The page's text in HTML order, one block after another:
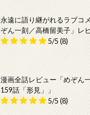
永遠に語り継がれるラブコ
ぞん一刻／高橋留美子」レ
5/5 (8)
漫画全話レビュー「めぞん
159話「形見」」
5/5 (8)